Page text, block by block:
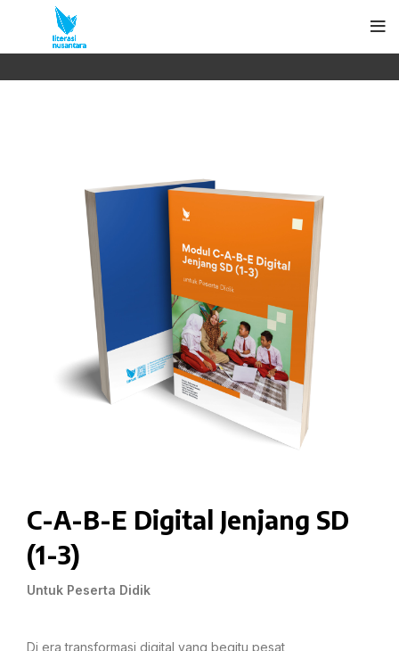
C-A-B-E Digital Jenjang SD
(1-3)
Untuk Peserta Didik
Di era transformasi digital yang begitu pesat,